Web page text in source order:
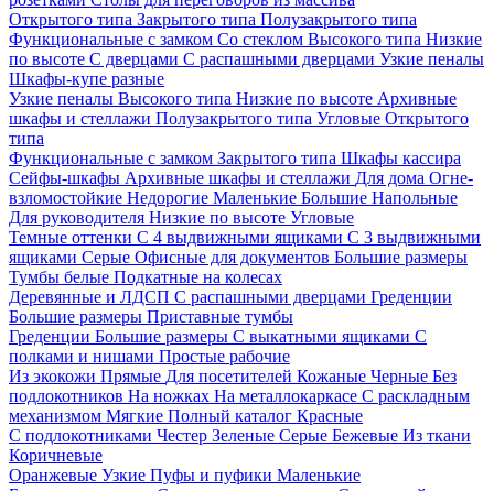
Открытого типа Закрытого типа Полузакрытого типа
Функциональные с замком Со стеклом Высокого типа Низкие
по высоте С дверцами С распашными дверцами Узкие пеналы
Шкафы-купе разные
Узкие пеналы Высокого типа Низкие по высоте Архивные
шкафы и стеллажи Полузакрытого типа Угловые Открытого
типа
Функциональные с замком Закрытого типа Шкафы кассира
Сейфы-шкафы Архивные шкафы и стеллажи Для дома Огне-
взломостойкие Недорогие Маленькие Большие Напольные
Для руководителя Низкие по высоте Угловые
Темные оттенки С 4 выдвижными ящиками С 3 выдвижными
ящиками Серые Офисные для документов Большие размеры
Тумбы белые Подкатные на колесах
Деревянные и ЛДСП С распашными дверцами Греденции
Большие размеры Приставные тумбы
Греденции Большие размеры С выкатными ящиками С
полками и нишами Простые рабочие
Из экокожи Прямые Для посетителей Кожаные Черные Без
подлокотников На ножках На металлокаркасе С раскладным
механизмом Мягкие Полный каталог Красные
С подлокотниками Честер Зеленые Серые Бежевые Из ткани
Коричневые
Оранжевые Узкие Пуфы и пуфики Маленькие